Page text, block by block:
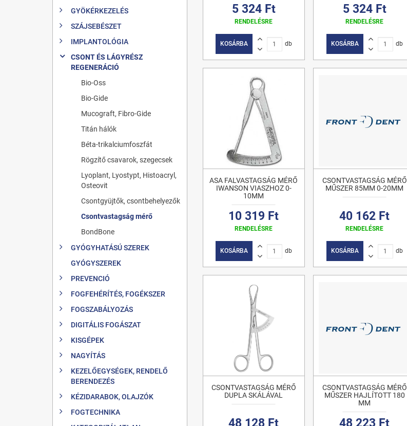
GYÖKÉRKEZELÉS
SZÁJSEBÉSZET
IMPLANTOLÓGIA
CSONT ÉS LÁGYRÉSZ
REGENERÁCIÓ
Bio-Oss
Bio-Gide
Mucograft, Fibro-Gide
Titán hálók
Béta-trikalciumfoszfát
Rögzítő csavarok, szegecsek
Lyoplant, Lyostypt, Histoacryl,
Osteovit
Csontgyüjtők, csontbehelyezők
Csontvastagság mérő
BondBone
GYÓGYHATÁSÚ SZEREK
GYÓGYSZEREK
PREVENCIÓ
FOGFEHÉRÍTÉS, FOGÉKSZER
FOGSZABÁLYOZÁS
DIGITÁLIS FOGÁSZAT
KISGÉPEK
NAGYÍTÁS
KEZELŐEGYSÉGEK, RENDELŐ
BERENDEZÉS
KÉZIDARABOK, OLAJZÓK
FOGTECHNIKA
5 324 Ft
RENDELÉSRE
KOSÁRBA db
5 324 Ft
RENDELÉSRE
KOSÁRBA db
ASA FALVASTAGSÁG MÉRŐ
IWANSON VIASZHOZ 0-
10MM
10 319 Ft
RENDELÉSRE
KOSÁRBA db
CSONTVASTAGSÁG MÉRŐ
MŰSZER 85MM 0-20MM
40 162 Ft
RENDELÉSRE
KOSÁRBA db
CSONTVASTAGSÁG MÉRŐ
DUPLA SKÁLÁVAL
48 128 Ft
CSONTVASTAGSÁG MÉRŐ
MŰSZER HAJLÍTOTT 180
MM
48 223 Ft